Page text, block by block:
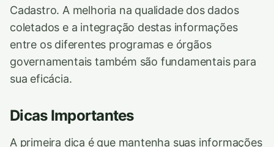
Cadastro. A melhoria na qualidade dos dados
coletados e a integração destas informações
entre os diferentes programas e órgãos
governamentais também são fundamentais para
sua eficácia.
Dicas Importantes
A primeira dica é que mantenha suas informações